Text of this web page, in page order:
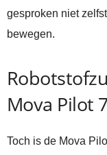
gesproken niet
bewegen.
Mova Pilot
Toch is de Mova